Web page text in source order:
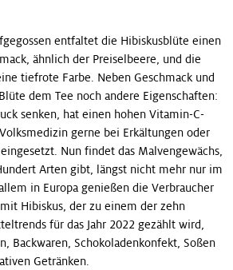
entfaltet die Hibiskusblüte einen
ähnlich der Preiselbeere, und die
tiefrote Farbe. Neben Geschmack und
dem Tee noch andere Eigenschaften:
senken, hat einen hohen Vitamin-C-
gerne bei Erkältungen oder
Nun findet das Malvengewächs,
Arten gibt, längst nicht mehr nur im
in Europa genießen die Verbraucher
Hibiskus, der zu einem der zehn
für das Jahr 2022 gezählt wird,
Backwaren, Schokoladenkonfekt, Soßen
Getränken.